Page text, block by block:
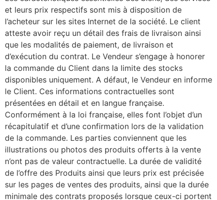
et leurs prix respectifs sont mis à disposition de
l’acheteur sur les sites Internet de la société. Le client
atteste avoir reçu un détail des frais de livraison ainsi
que les modalités de paiement, de livraison et
d’exécution du contrat. Le Vendeur s’engage à honorer
la commande du Client dans la limite des stocks
disponibles uniquement. A défaut, le Vendeur en informe
le Client. Ces informations contractuelles sont
présentées en détail et en langue française.
Conformément à la loi française, elles font l’objet d’un
récapitulatif et d’une confirmation lors de la validation
de la commande. Les parties conviennent que les
illustrations ou photos des produits offerts à la vente
n’ont pas de valeur contractuelle. La durée de validité
de l’offre des Produits ainsi que leurs prix est précisée
sur les pages de ventes des produits, ainsi que la durée
minimale des contrats proposés lorsque ceux-ci portent